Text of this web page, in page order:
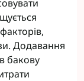
Додавання
бакову